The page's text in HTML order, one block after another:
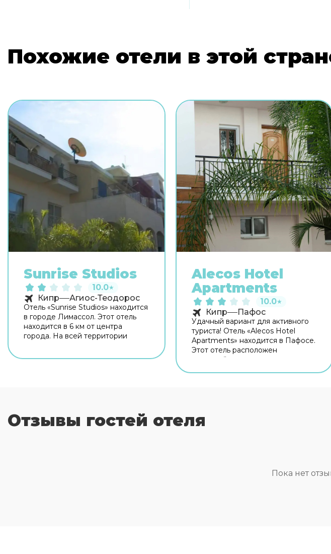
Похожие отели в этой
Sunrise Studios
10.0★
Кипр Агиос-Теодорос
Отель «Sunrise Studios» находится
в городе Лимассол. Этот отель
находится в 6 км от центра
города. На всей территории
Alecos Hotel
Apartments
10.0★
Кипр Пафос
Удачный вариант для активного
туриста! Отель «Alecos Hotel
Apartments» находится в Пафосе.
Этот отель расположен
неподалёку от центра города.
работает бар. Время вспомнить о
хлебе насущном! Для гостей
поможет всегда оставаться на
Отзывы гостей отеля
Пока нет